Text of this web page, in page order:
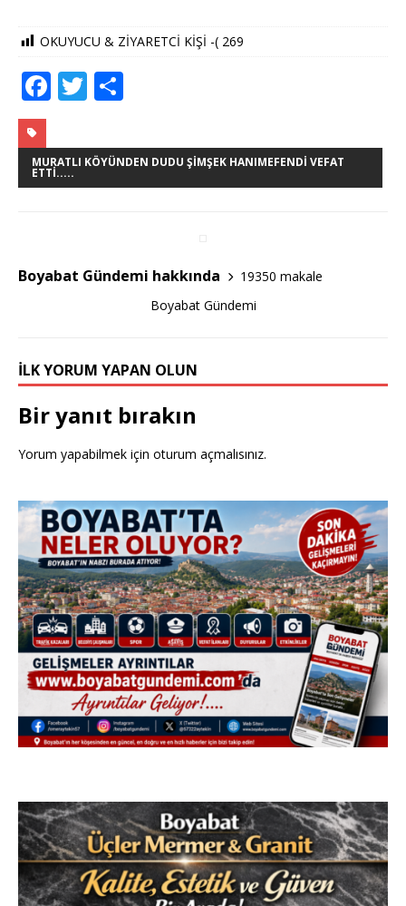
OKUYUCU & ZİYARETCİ KİŞİ -( 269
F
c
e
o
k
T
it
te
ar
e
MURATLI KÖYÜNDEN DUDU ŞIMŞEK HANIMEFENDI VEFAT
ETTI.....
Boyabat Gündemi hakkında
19350 makale
Boyabat Gündemi
İLK YORUM YAPAN OLUN
Bir yanıt bırakın
Yorum yapabilmek için oturum açmalısınız.